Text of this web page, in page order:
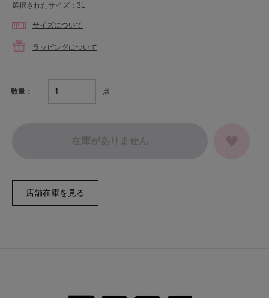
選択されたサイズ：3L
サイズについて
ラッピングについて
数量： 点
在庫がありません